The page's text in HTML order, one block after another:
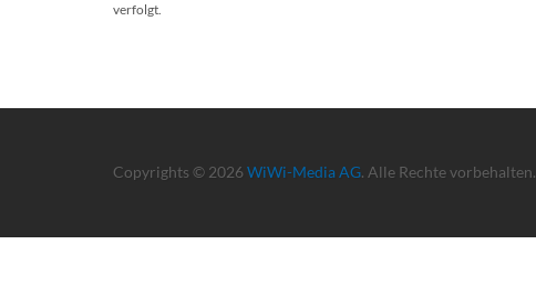
verfolgt.
Copyrights © 2026 WiWi-Media AG. Alle Rechte vorbehalten.